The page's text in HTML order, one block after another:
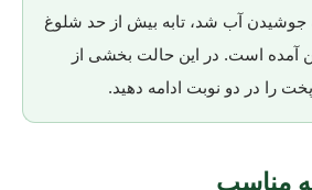
آب شد، تابه بیش از حد شلوغ
آمده است. در این حالت بخشی از
را در دو نوبت ادامه دهید.
مناسب